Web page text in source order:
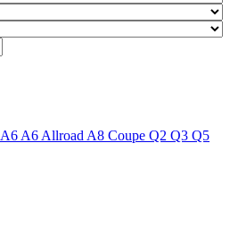
A6 A6 Allroad A8 Coupe Q2 Q3 Q5